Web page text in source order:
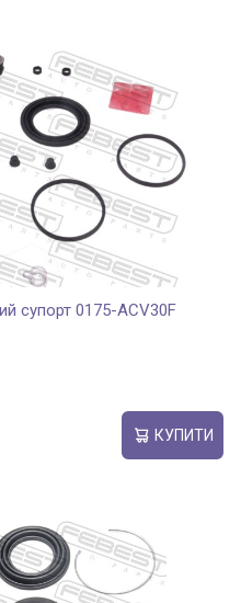
супорт 0175-ACV30F
КУПИТИ